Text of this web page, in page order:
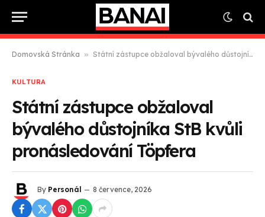
Domovská Stránka » Státní zástupce obžaloval bývalého důstojníka StB kvůli pronásledování Töpfera
KULTURA
Státní zástupce obžaloval
bývalého důstojníka StB kvůli
pronásledování Töpfera
By Personál 8 července, 2026